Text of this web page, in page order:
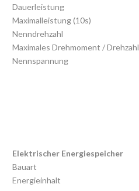
Dauerleistung
Maximalleistung (10s)
Nenndrehzahl
Maximales Drehmoment / Drehzahl
Nennspannung
Elektrischer Energiespeicher
Bauart
Energieinhalt